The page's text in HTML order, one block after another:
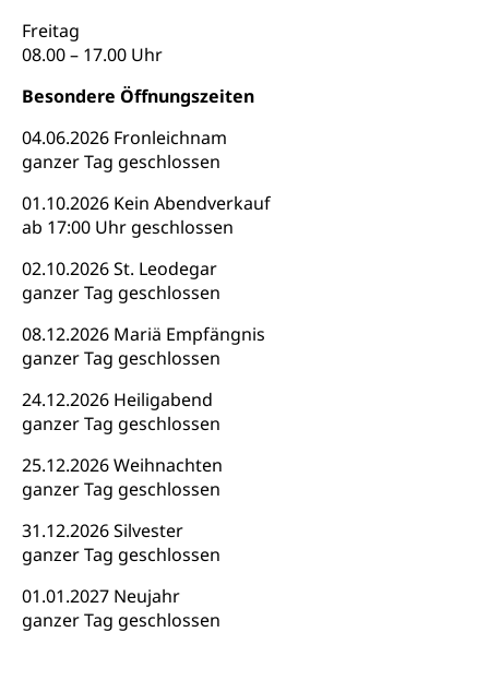
Freitag
08.00 – 17.00 Uhr
Besondere Öffnungszeiten
04.06.2026 Fronleichnam
ganzer Tag geschlossen
01.10.2026 Kein Abendverkauf
ab 17:00 Uhr geschlossen
02.10.2026 St. Leodegar
ganzer Tag geschlossen
08.12.2026 Mariä Empfängnis
ganzer Tag geschlossen
24.12.2026 Heiligabend
ganzer Tag geschlossen
25.12.2026 Weihnachten
ganzer Tag geschlossen
31.12.2026 Silvester
ganzer Tag geschlossen
01.01.2027 Neujahr
ganzer Tag geschlossen
Archiv der Denkmalpflege
Kulturelle Einrichtungen
Kunst & Kultur (Luzern Tourismus)
Kulturpolitik, Sprachförderung, Denkmalpflege,
kulturelles Angebot, Kulturerbe, kulturelles Erbe,
Nachwuchsförderung, Vermittlung, Selektive
Förderung, Kulturausschreibungen, Kulturpreis,
Werkbeitrag, Produktionsbeitrag, Recherche,
Bildende Kunst, Angewandte Kunst, Theater/Tanz,
Musik, Entwicklung, Programmbeiträge,
Filmförderung, Regionale Förderfonds,
Werkankäufe, Kunstankäufe, Kunst und Bau, Schule
und Kultur, Kulturgesuche, Kulturvermittlung
Kulturförderung und Vermittlung
Angebote für Schulklassen
Zentralschweizer Filmförderung
Mobilität
Schiene und öffentlicher Verkehr
Schienenverkehr, Zugverkehr, Bahnverkehr,
Transportmittel, öffentlicher Verkehr
Verkehrsverbund Luzern VVL
Öffentlicher Verkehr Luzern Mobil
Schifffahrt
Schiffsverkehr, Binnenschifffahrt, Seeschifffahrt,